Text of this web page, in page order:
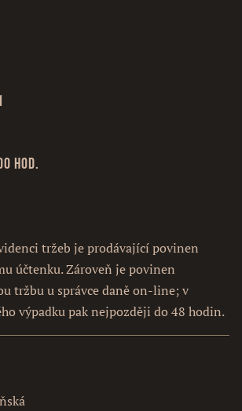
hod.
tržeb je prodávající povinen
účtenku. Zároveň je povinen
tržbu u správce daně on-line; v
výpadku pak nejpozději do 48 hodin.